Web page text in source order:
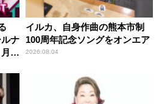
ナ
替
イルカ、自身作曲の熊本市制
100周年記念ソングをオンエア
2026.08.04